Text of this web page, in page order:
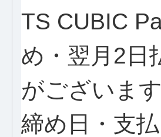
TS CUBIC
め・翌月2日
がございます
締め日・支